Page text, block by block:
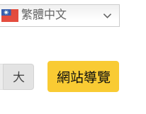
繁體中文
大 網站導覽